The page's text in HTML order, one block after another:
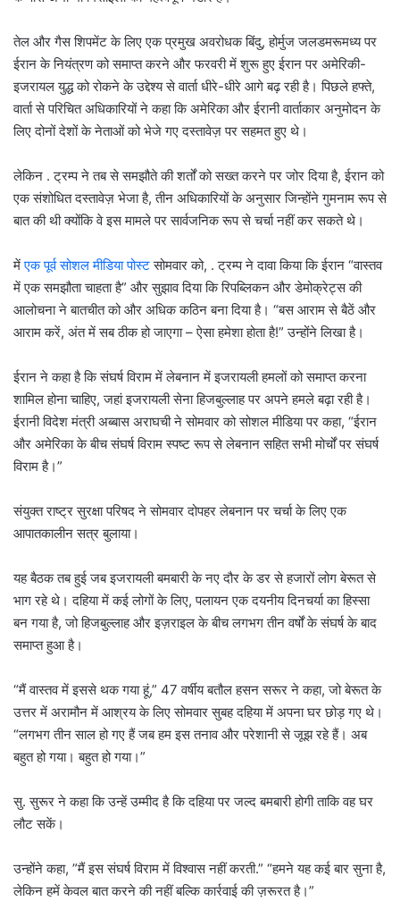
तेल और गैस शिपमेंट के लिए एक प्रमुख अवरोधक बिंदु, होर्मुज जलडमरूमध्य पर
ईरान के नियंत्रण को समाप्त करने और फरवरी में शुरू हुए ईरान पर अमेरिकी-
इजरायल युद्ध को रोकने के उद्देश्य से वार्ता धीरे-धीरे आगे बढ़ रही है। पिछले हफ्ते,
वार्ता से परिचित अधिकारियों ने कहा कि अमेरिका और ईरानी वार्ताकार अनुमोदन के
लिए दोनों देशों के नेताओं को भेजे गए दस्तावेज़ पर सहमत हुए थे।
लेकिन . ट्रम्प ने तब से समझौते की शर्तों को सख्त करने पर जोर दिया है, ईरान को
एक संशोधित दस्तावेज़ भेजा है, तीन अधिकारियों के अनुसार जिन्होंने गुमनाम रूप से
बात की थी क्योंकि वे इस मामले पर सार्वजनिक रूप से चर्चा नहीं कर सकते थे।
मेंएक पूर्व सोशल मीडिया पोस्टसोमवार को, . ट्रम्प ने दावा किया कि ईरान “वास्तव
में एक समझौता चाहता है” और सुझाव दिया कि रिपब्लिकन और डेमोक्रेट्स की
आलोचना ने बातचीत को और अधिक कठिन बना दिया है। “बस आराम से बैठें और
आराम करें, अंत में सब ठीक हो जाएगा – ऐसा हमेशा होता है!” उन्होंने लिखा है।
ईरान ने कहा है कि संघर्ष विराम में लेबनान में इजरायली हमलों को समाप्त करना
शामिल होना चाहिए, जहां इजरायली सेना हिजबुल्लाह पर अपने हमले बढ़ा रही है।
ईरानी विदेश मंत्री अब्बास अराघची ने सोमवार को सोशल मीडिया पर कहा, “ईरान
और अमेरिका के बीच संघर्ष विराम स्पष्ट रूप से लेबनान सहित सभी मोर्चों पर संघर्ष
विराम है।”
संयुक्त राष्ट्र सुरक्षा परिषद ने सोमवार दोपहर लेबनान पर चर्चा के लिए एक
आपातकालीन सत्र बुलाया।
यह बैठक तब हुई जब इजरायली बमबारी के नए दौर के डर से हजारों लोग बेरूत से
भाग रहे थे। दहिया में कई लोगों के लिए, पलायन एक दयनीय दिनचर्या का हिस्सा
बन गया है, जो हिजबुल्लाह और इज़राइल के बीच लगभग तीन वर्षों के संघर्ष के बाद
समाप्त हुआ है।
“मैं वास्तव में इससे थक गया हूं,” 47 वर्षीय बतौल हसन सरूर ने कहा, जो बेरूत के
उत्तर में अरामौन में आश्रय के लिए सोमवार सुबह दहिया में अपना घर छोड़ गए थे।
“लगभग तीन साल हो गए हैं जब हम इस तनाव और परेशानी से जूझ रहे हैं। अब
बहुत हो गया। बहुत हो गया।”
सु. सुरूर ने कहा कि उन्हें उम्मीद है कि दहिया पर जल्द बमबारी होगी ताकि वह घर
लौट सकें।
उन्होंने कहा, ”मैं इस संघर्ष विराम में विश्वास नहीं करती.” “हमने यह कई बार सुना है,
लेकिन हमें केवल बात करने की नहीं बल्कि कार्रवाई की ज़रूरत है।”